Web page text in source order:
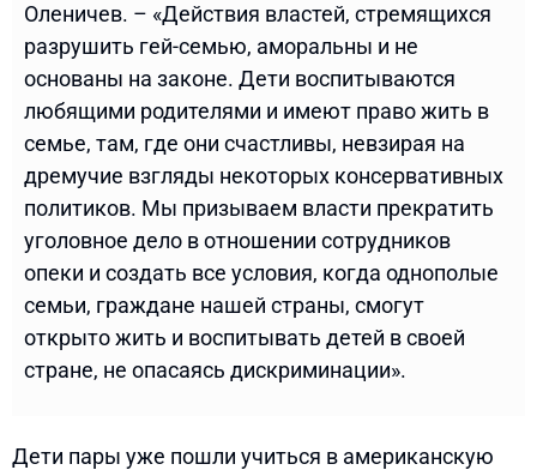
Оленичев. – «Действия властей, стремящихся
разрушить гей-семью, аморальны и не
основаны на законе. Дети воспитываются
любящими родителями и имеют право жить в
семье, там, где они счастливы, невзирая на
дремучие взгляды некоторых консервативных
политиков. Мы призываем власти прекратить
уголовное дело в отношении сотрудников
опеки и создать все условия, когда однополые
семьи, граждане нашей страны, смогут
открыто жить и воспитывать детей в своей
стране, не опасаясь дискриминации».
Дети пары уже пошли учиться в американскую